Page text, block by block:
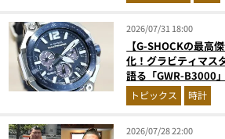
2026/07/31 18:00
【G-SHOCKの最高
化！グラビティマス
語る「GWR-B3000
トピックス 時計
2026/07/28 22:00